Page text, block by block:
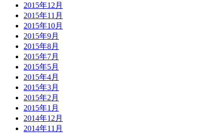
2015年12月
2015年11月
2015年10月
2015年9月
2015年8月
2015年7月
2015年5月
2015年4月
2015年3月
2015年2月
2015年1月
2014年12月
2014年11月